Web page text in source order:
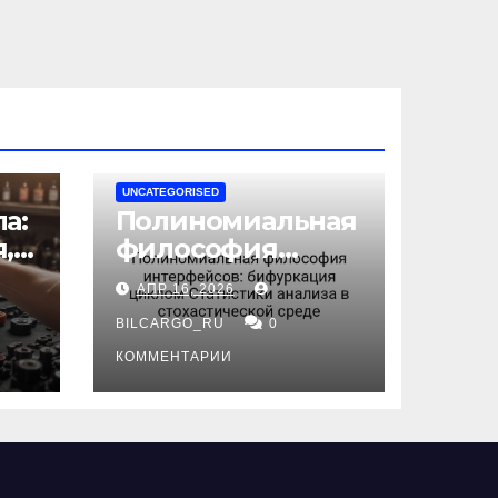
UNCATEGORISED
Полиномиальная
философия
интерфейсов:
бифуркация
циклом
Статистики
анализа в
среде
АПР 16, 2026
BILCARGO_RU 0
КОММЕНТАРИИ